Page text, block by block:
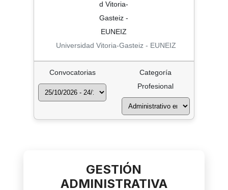
Universidad Vitoria-Gasteiz - EUNEIZ
Convocatorias
Categoría
Profesional
GESTIÓN
ADMINISTRATIVA